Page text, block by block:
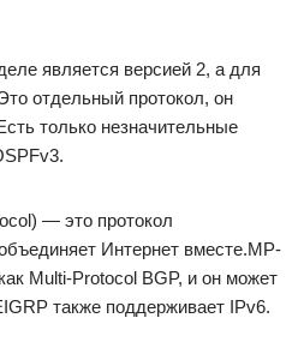
является версией 2, а для
отдельный протокол, он
только незначительные
— это протокол
Интернет вместе.MP-
Multi-Protocol BGP, и он может
также поддерживает IPv6.